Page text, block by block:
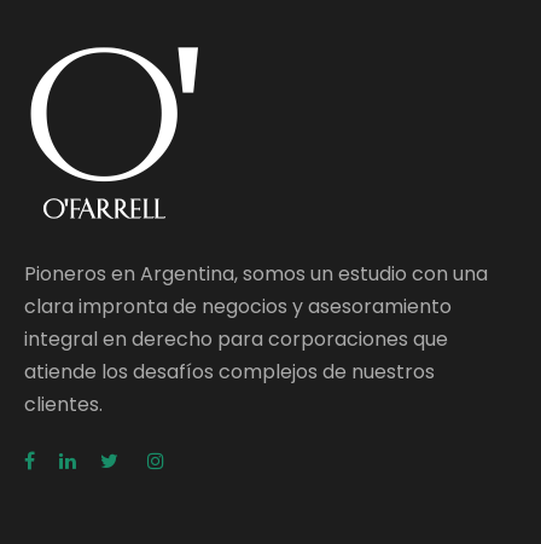
Pioneros en Argentina, somos un estudio con una
clara impronta de negocios y asesoramiento
integral en derecho para corporaciones que
atiende los desafíos complejos de nuestros
clientes.